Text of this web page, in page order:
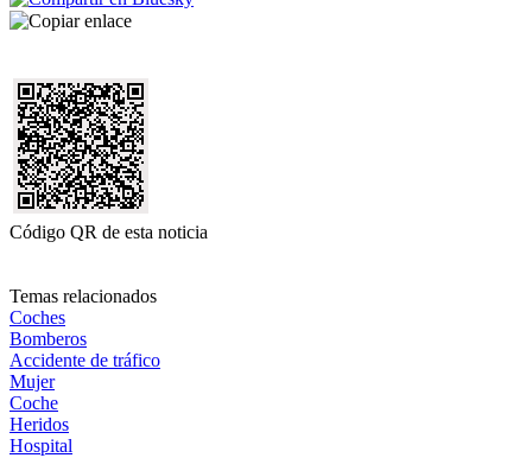
Código QR de esta noticia
Temas relacionados
Coches
Bomberos
Accidente de tráfico
Mujer
Coche
Heridos
Hospital